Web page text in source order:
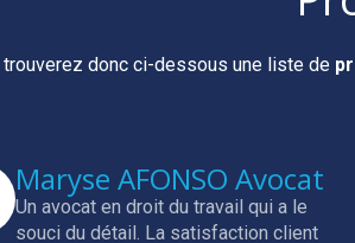
trouverez donc ci-dessous une liste de
Maryse AFONSO Avocat
Un avocat en droit du travail qui a le
souci du détail. La satisfaction client